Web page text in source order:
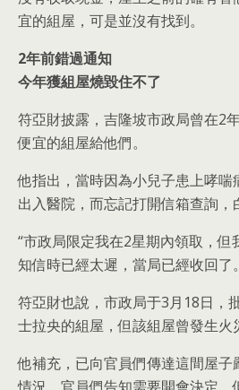
宜的組屋，可是並沒有找到。
2年前錯過通知
今年獲組屋燒毀住不了
符亞財披露，吉隆坡市政局曾在2
便宜的組屋給他們。
他指出，當時因為小兒子患上哮喘
出入醫院，而忘記打開信箱查詢，
“市政局限定我在2星期內領取，但
知信時已經太遲，當局已經收回了
符亞財也說，市政局于3月18日，
士拉央的組屋，但該組屋曾發生火
他補充，已向官員們傳達這間屋子